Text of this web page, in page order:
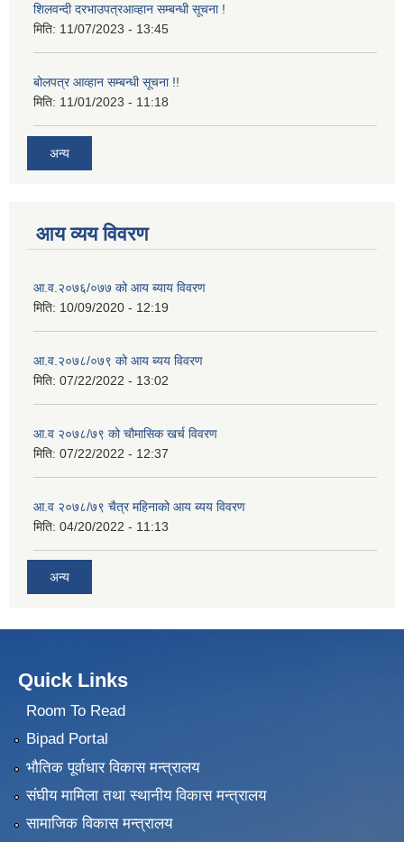
शिलवन्दी दरभाउपत्रआव्हान सम्बन्धी सूचना !
मिति: 11/07/2023 - 13:45
बोलपत्र आव्हान सम्बन्धी सूचना !!
मिति: 11/01/2023 - 11:18
अन्य
आय व्यय विवरण
आ.व.२०७६/०७७ को आय ब्याय विवरण
मिति: 10/09/2020 - 12:19
आ.व.२०७८/०७९ को आय ब्यय विवरण
मिति: 07/22/2022 - 13:02
आ.व २०७८/७९ को चौमासिक खर्च विवरण
मिति: 07/22/2022 - 12:37
आ.व २०७८/७९ चैत्र महिनाको आय ब्यय विवरण
मिति: 04/20/2022 - 11:13
अन्य
Quick Links
Room To Read
Bipad Portal
भौतिक पूर्वाधार विकास मन्त्रालय
संघीय मामिला तथा स्थानीय विकास मन्त्रालय
सामाजिक विकास मन्त्रालय